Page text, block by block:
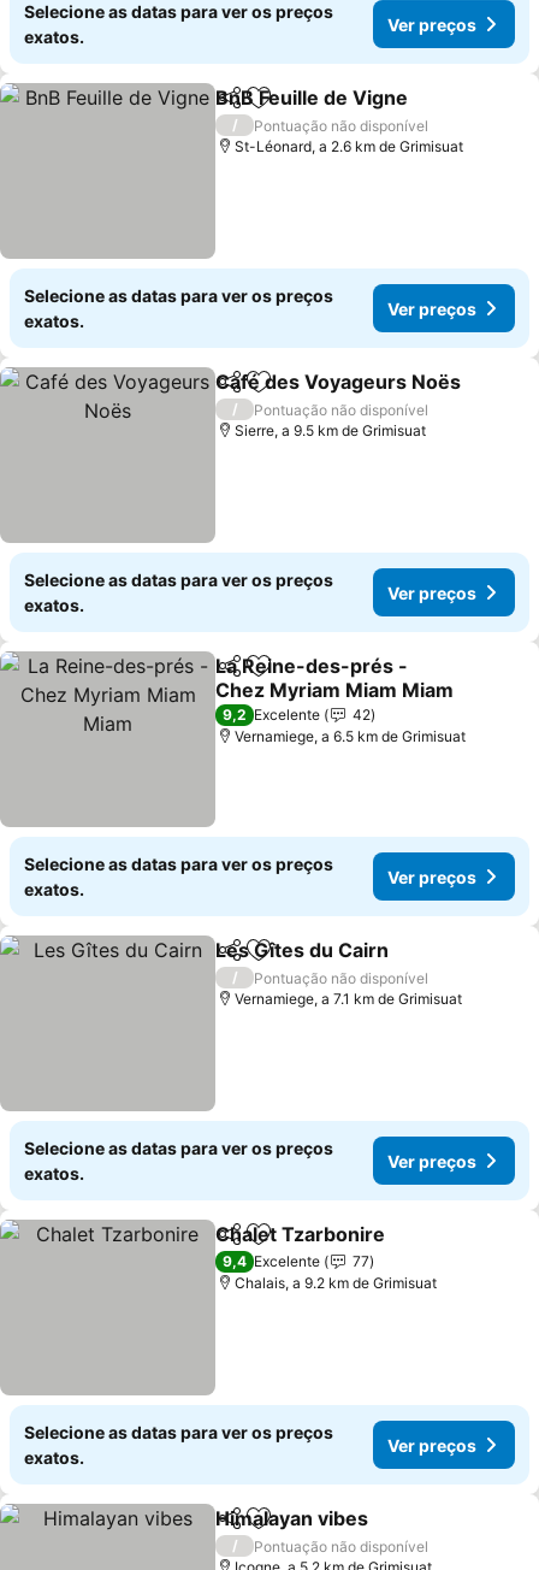
Selecione as datas para ver os preços
exatos.
Ver preços
PartilharAdicionar aos favoritos
BnB Feuille de Vigne
/
Pontuação não disponível
St-Léonard, a 2.6 km de Grimisuat
Selecione as datas para ver os preços
exatos.
Ver preços
PartilharAdicionar aos favoritos
Café des Voyageurs Noës
/
Pontuação não disponível
Sierre, a 9.5 km de Grimisuat
Selecione as datas para ver os preços
exatos.
Ver preços
PartilharAdicionar aos favoritos
La Reine-des-prés -
Chez Myriam Miam Miam
Ver preços
9,2 Excelente
42
Vernamiege, a 6.5 km de Grimisuat
Selecione as datas para ver os preços
exatos.
Ver preços
PartilharAdicionar aos favoritos
Les Gîtes du Cairn
/
Pontuação não disponível
Vernamiege, a 7.1 km de Grimisuat
Selecione as datas para ver os preços
exatos.
Ver preços
PartilharAdicionar aos favoritos
Chalet Tzarbonire
9,4 Excelente
77
Chalais, a 9.2 km de Grimisuat
Selecione as datas para ver os preços
exatos.
Ver preços
PartilharAdicionar aos favoritos
Himalayan vibes
/
Pontuação não disponível